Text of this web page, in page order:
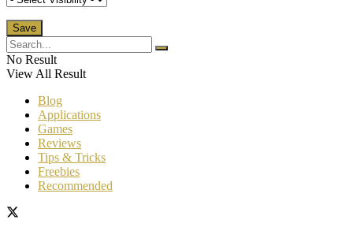
No Result
View All Result
Blog
Applications
Games
Reviews
Tips & Tricks
Freebies
Recommended